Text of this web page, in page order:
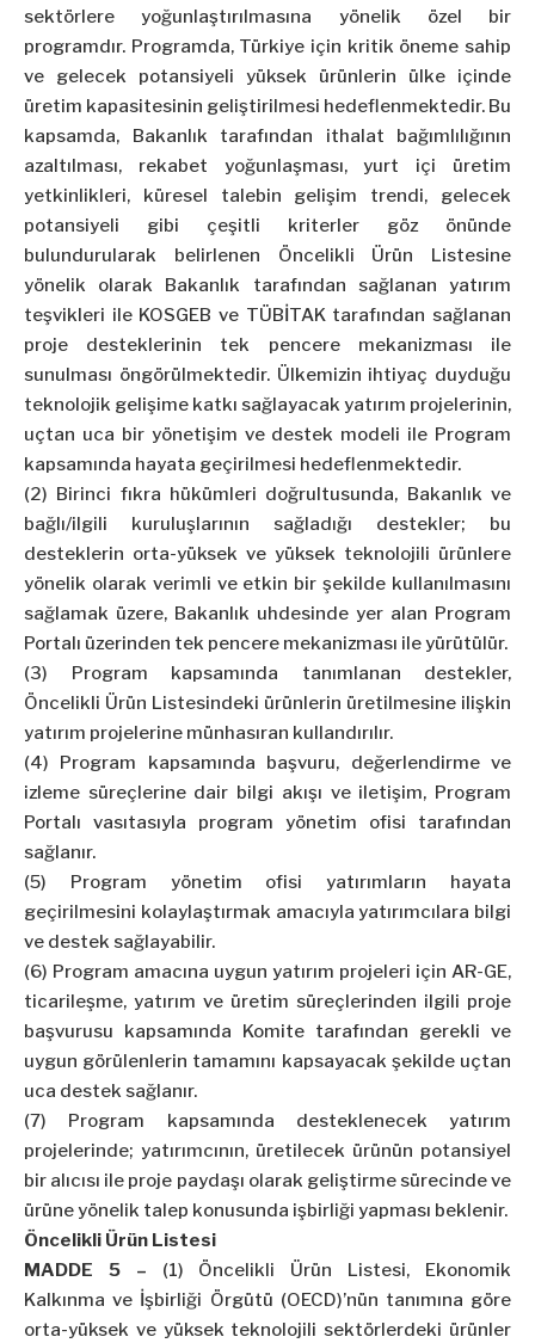
sektörlere yoğunlaştırılmasına yönelik özel bir
programdır. Programda, Türkiye için kritik öneme sahip
ve gelecek potansiyeli yüksek ürünlerin ülke içinde
üretim kapasitesinin geliştirilmesi hedeflenmektedir. Bu
kapsamda, Bakanlık tarafından ithalat bağımlılığının
azaltılması, rekabet yoğunlaşması, yurt içi üretim
yetkinlikleri, küresel talebin gelişim trendi, gelecek
potansiyeli gibi çeşitli kriterler göz önünde
bulundurularak belirlenen Öncelikli Ürün Listesine
yönelik olarak Bakanlık tarafından sağlanan yatırım
teşvikleri ile KOSGEB ve TÜBİTAK tarafından sağlanan
proje desteklerinin tek pencere mekanizması ile
sunulması öngörülmektedir. Ülkemizin ihtiyaç duyduğu
teknolojik gelişime katkı sağlayacak yatırım projelerinin,
uçtan uca bir yönetişim ve destek modeli ile Program
kapsamında hayata geçirilmesi hedeflenmektedir.
(2) Birinci fıkra hükümleri doğrultusunda, Bakanlık ve
bağlı/ilgili kuruluşlarının sağladığı destekler; bu
desteklerin orta-yüksek ve yüksek teknolojili ürünlere
yönelik olarak verimli ve etkin bir şekilde kullanılmasını
sağlamak üzere, Bakanlık uhdesinde yer alan Program
Portalı üzerinden tek pencere mekanizması ile yürütülür.
(3) Program kapsamında tanımlanan destekler,
Öncelikli Ürün Listesindeki ürünlerin üretilmesine ilişkin
yatırım projelerine münhasıran kullandırılır.
(4) Program kapsamında başvuru, değerlendirme ve
izleme süreçlerine dair bilgi akışı ve iletişim, Program
Portalı vasıtasıyla program yönetim ofisi tarafından
sağlanır.
(5) Program yönetim ofisi yatırımların hayata
geçirilmesini kolaylaştırmak amacıyla yatırımcılara bilgi
ve destek sağlayabilir.
(6) Program amacına uygun yatırım projeleri için AR-GE,
ticarileşme, yatırım ve üretim süreçlerinden ilgili proje
başvurusu kapsamında Komite tarafından gerekli ve
uygun görülenlerin tamamını kapsayacak şekilde uçtan
uca destek sağlanır.
(7) Program kapsamında desteklenecek yatırım
projelerinde; yatırımcının, üretilecek ürünün potansiyel
bir alıcısı ile proje paydaşı olarak geliştirme sürecinde ve
ürüne yönelik talep konusunda işbirliği yapması beklenir.
Öncelikli Ürün Listesi
MADDE 5 – (1) Öncelikli Ürün Listesi, Ekonomik
Kalkınma ve İşbirliği Örgütü (OECD)’nün tanımına göre
orta-yüksek ve yüksek teknolojili sektörlerdeki ürünler